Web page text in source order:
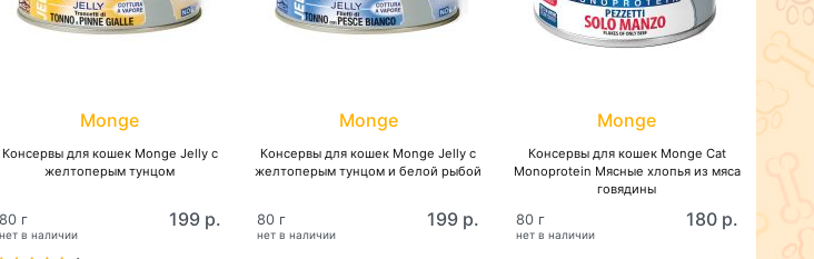
Monge
Консервы для кошек Monge Jelly с
желтоперым тунцом
нет в наличии
80 г 199 р.
Monge
Консервы для кошек Monge Jelly с
желтоперым тунцом и белой рыбой
нет в наличии
80 г 199 р.
Monge
Консервы для кошек Monge Cat
Monoprotein Мясные хлопья из мяса
говядины
нет в наличии
80 г 180 р.